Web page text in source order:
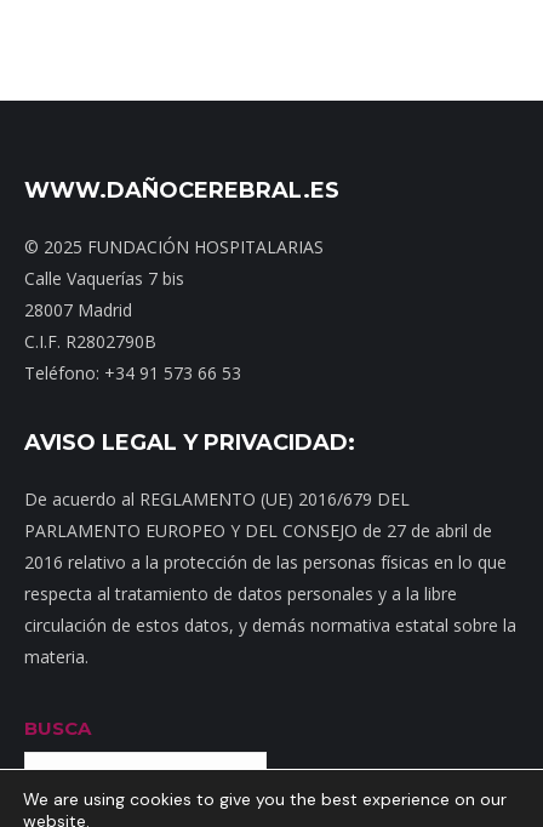
WWW.DAÑOCEREBRAL.ES
© 2025 FUNDACIÓN HOSPITALARIAS
Calle Vaquerías 7 bis
28007 Madrid
C.I.F. R2802790B
Teléfono: +34 91 573 66 53
AVISO LEGAL Y PRIVACIDAD:
De acuerdo al REGLAMENTO (UE) 2016/679 DEL
PARLAMENTO EUROPEO Y DEL CONSEJO de 27 de abril de
2016 relativo a la protección de las personas físicas en lo que
respecta al tratamiento de datos personales y a la libre
circulación de estos datos, y demás normativa estatal sobre la
materia.
BUSCA
Buscar
We are using cookies to give you the best experience on our
website.